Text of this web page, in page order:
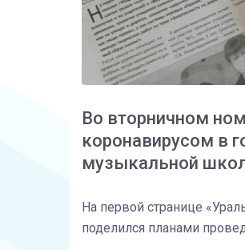
Во вторничном
коронавирусом в
музыкальной
На первой странице
поделился планами